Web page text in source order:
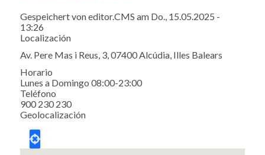
Gespeichert voneditor.CMS am Do., 15.05.2025 -
13:26
Localización
Av. Pere Mas i Reus, 3, 07400 Alcúdia, Illes Balears
Horario
Lunes a Domingo 08:00-23:00
Teléfono
900 230 230
Geolocalización